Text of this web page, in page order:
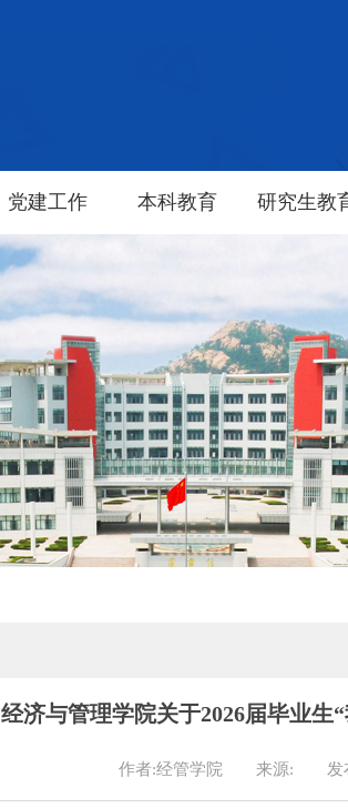
党建工作 本科教育 研究生教
经济与管理学院关于2026届毕业生
作者:经管学院 来源: 发